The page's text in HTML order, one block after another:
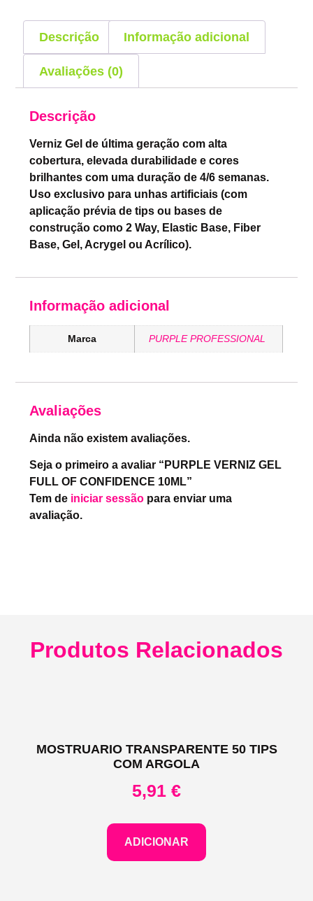
Descrição Informação adicional
Avaliações (0)
Descrição
Verniz Gel de última geração com alta
cobertura, elevada durabilidade e cores
brilhantes com uma duração de 4/6 semanas.
Uso exclusivo para unhas artificiais (com
aplicação prévia de tips ou bases de
construção como 2 Way, Elastic Base, Fiber
Base, Gel, Acrygel ou Acrílico).
Informação adicional
Marca PURPLE PROFESSIONAL
Avaliações
Ainda não existem avaliações.
Seja o primeiro a avaliar “PURPLE VERNIZ GEL
FULL OF CONFIDENCE 10ML”
Tem de iniciar sessão para enviar uma
avaliação.
Produtos Relacionados
MOSTRUARIO TRANSPARENTE 50 TIPS
COM ARGOLA
5,91 €
ADICIONAR